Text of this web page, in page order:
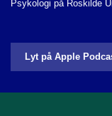
Psykologi på Roskilde
Lyt på Apple